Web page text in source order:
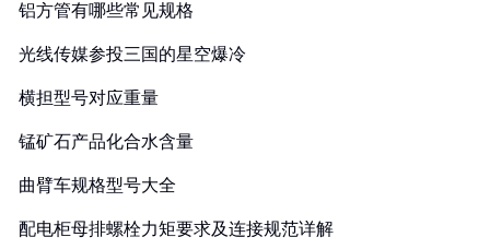
铝方管有哪些常见规格
光线传媒参投三国的星空爆冷
横担型号对应重量
锰矿石产品化合水含量
曲臂车规格型号大全
配电柜母排螺栓力矩要求及连接规范详解